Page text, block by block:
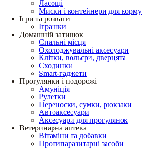
Ласощі
Миски і контейнери для корму
Ігри та розваги
Іграшки
Домашній затишок
Спальні місця
Охолоджувальні аксесуари
Клітки, вольєри, дверцята
Сходинки
Smart-гаджети
Прогулянки і подорожі
Амуніція
Рулетки
Переноски, сумки, рюкзаки
Автоаксесуари
Аксесуари для прогулянок
Ветеринарна аптека
Вітаміни та добавки
Протипаразитарні засоби